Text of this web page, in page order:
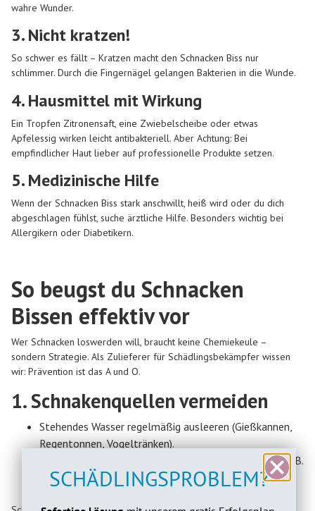
wahre Wunder.
3. Nicht kratzen!
So schwer es fällt – Kratzen macht den Schnacken Biss nur
schlimmer. Durch die Fingernägel gelangen Bakterien in die Wunde.
4. Hausmittel mit Wirkung
Ein Tropfen Zitronensaft, eine Zwiebelscheibe oder etwas
Apfelessig wirken leicht antibakteriell. Aber Achtung: Bei
empfindlicher Haut lieber auf professionelle Produkte setzen.
5. Medizinische Hilfe
Wenn der Schnacken Biss stark anschwillt, heiß wird oder du dich
abgeschlagen fühlst, suche ärztliche Hilfe. Besonders wichtig bei
Allergikern oder Diabetikern.
So beugst du Schnacken
Bissen effektiv vor
Wer Schnacken loswerden will, braucht keine Chemiekeule –
sondern Strategie. Als Zulieferer für Schädlingsbekämpfer wissen
wir: Prävention ist das A und O.
1. Schnakenquellen vermeiden
Stehendes Wasser regelmäßig ausleeren (Gießkannen,
Regentonnen, Vogeltränken).
Gartenteiche abdecken oder mit bewegtem Wasser (z. B.
kleiner Pumpe) versehen.
SCHÄDLINGSPROBLEM?